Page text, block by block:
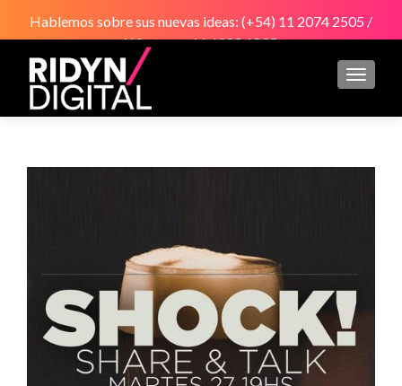
Hablemos sobre sus nuevas ideas: (+54) 11 2074 2505 /
Whatsapp 11 6888 1835